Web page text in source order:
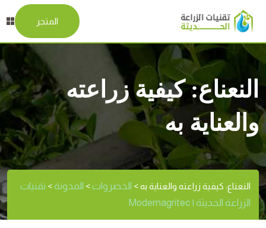
المتجر
النعناع: كيفية زراعته
والعناية به
النعناع: كيفية زراعته والعناية به> الخضروات> المدونة> تقنيات
الزراعة الحديثة | Modernagritec